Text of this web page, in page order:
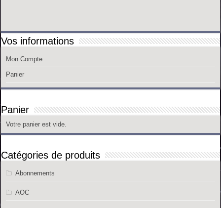
Vos informations
Mon Compte
Panier
Panier
Votre panier est vide.
Catégories de produits
Abonnements
AOC